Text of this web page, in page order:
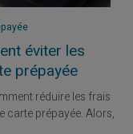
éviter les
prépayée
réduire les frais
carte prépayée. Alors,